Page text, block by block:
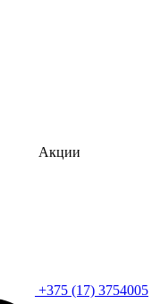
Акции
+375 (17) 3754005